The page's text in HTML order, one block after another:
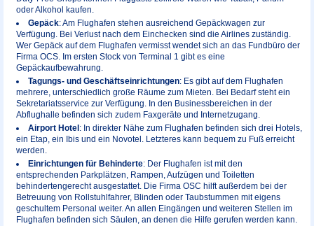
oder Alkohol kaufen.
Gepäck: Am Flughafen stehen ausreichend Gepäckwagen zur
Verfügung. Bei Verlust nach dem Einchecken sind die Airlines zuständig.
Wer Gepäck auf dem Flughafen vermisst wendet sich an das Fundbüro der
Firma OCS. Im ersten Stock von Terminal 1 gibt es eine
Gepäckaufbewahrung.
Tagungs- und Geschäftseinrichtungen: Es gibt auf dem Flughafen
mehrere, unterschiedlich große Räume zum Mieten. Bei Bedarf steht ein
Sekretariatsservice zur Verfügung. In den Businessbereichen in der
Abflughalle befinden sich zudem Faxgeräte und Internetzugang.
Airport Hotel : In direkter Nähe zum Flughafen befinden sich drei Hotels,
ein Etap, ein Ibis und ein Novotel. Letzteres kann bequem zu Fuß erreicht
werden.
Einrichtungen für Behinderte: Der Flughafen ist mit den
entsprechenden Parkplätzen, Rampen, Aufzügen und Toiletten
behindertengerecht ausgestattet. Die Firma OSC hilft außerdem bei der
Betreuung von Rollstuhlfahrer, Blinden oder Taubstummen mit eigens
geschultem Personal weiter. An allen Eingängen und weiteren Stellen im
Flughafen befinden sich Säulen, an denen die Hilfe gerufen werden kann.